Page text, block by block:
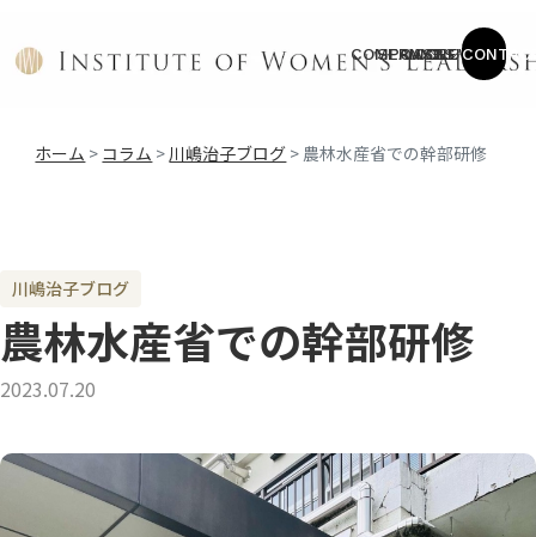
COMPANY
SERVICE
CASES
COLUMN
NEWS
ホーム > コラム >川嶋治子ブログ > 農林水産省での幹部研修
川嶋治子ブログ
農林水産省での幹部研修
2023.07.20